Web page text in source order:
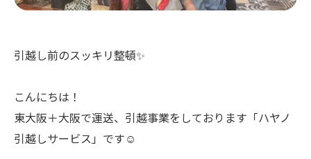
引越し前のスッキリ整頓✨
こんにちは！
東大阪＋大阪で運送、引越事業をしております「ハヤノ
引越しサービス」です☺